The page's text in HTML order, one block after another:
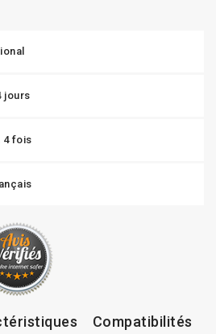
jours
4 fois
Compatibilités